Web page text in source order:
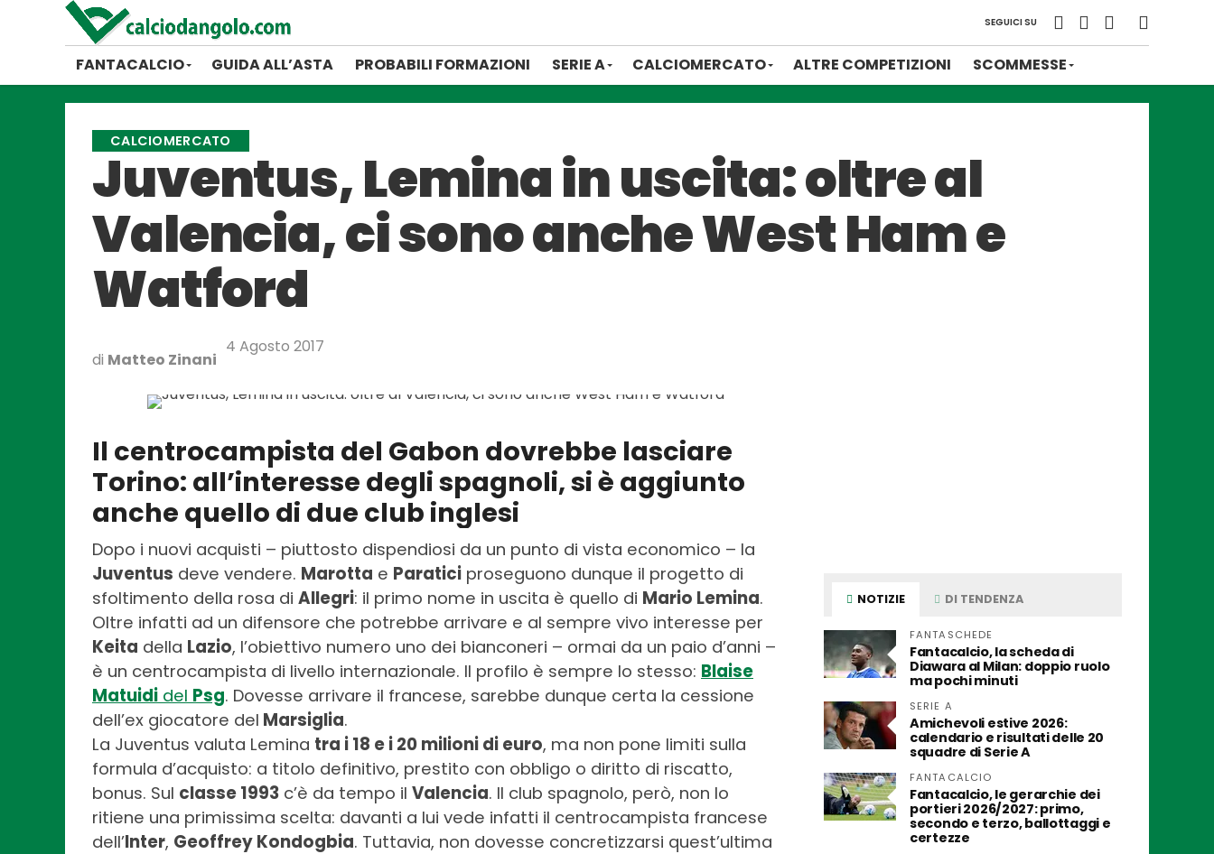
SEGUICI SU
FANTACALCIO GUIDA ALL’ASTA PROBABILI FORMAZIONI SERIE A CALCIOMERCATO ALTRE COMPETIZIONI SCOMMESSE
CALCIOMERCATO
Juventus, Lemina in uscita: oltre al
Valencia, ci sono anche West Ham e
Watford
di Matteo Zinani
4 Agosto 2017
Il centrocampista del Gabon dovrebbe lasciare
Torino: all’interesse degli spagnoli, si è aggiunto
anche quello di due club inglesi
Dopo i nuovi acquisti – piuttosto dispendiosi da un punto di vista economico – la
Juventus deve vendere. Marotta e Paratici proseguono dunque il progetto di
sfoltimento della rosa di Allegri: il primo nome in uscita è quello di Mario Lemina.
Oltre infatti ad un difensore che potrebbe arrivare e al sempre vivo interesse per
Keita della Lazio, l’obiettivo numero uno dei bianconeri – ormai da un paio d’anni –
è un centrocampista di livello internazionale. Il profilo è sempre lo stesso: Blaise
Matuidi del Psg. Dovesse arrivare il francese, sarebbe dunque certa la cessione
dell’ex giocatore del Marsiglia.
La Juventus valuta Lemina tra i 18 e i 20 milioni di euro, ma non pone limiti sulla
formula d’acquisto: a titolo definitivo, prestito con obbligo o diritto di riscatto,
bonus. Sul classe 1993 c’è da tempo il Valencia. Il club spagnolo, però, non lo
ritiene una primissima scelta: davanti a lui vede infatti il centrocampista francese
dell’Inter, Geoffrey Kondogbia. Tuttavia, non dovesse concretizzarsi quest’ultima
NOTIZIE DI TENDENZA
FANTASCHEDE
Fantacalcio, la scheda di
Diawara al Milan: doppio ruolo
ma pochi minuti
SERIE A
Amichevoli estive 2026:
calendario e risultati delle 20
squadre di Serie A
FANTACALCIO
Fantacalcio, le gerarchie dei
portieri 2026/2027: primo,
secondo e terzo, ballottaggi e
certezze